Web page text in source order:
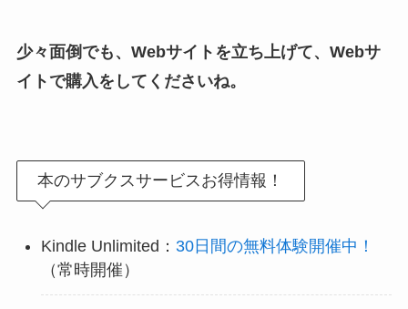
少々面倒でも、Webサイトを立ち上げて、Webサ
イトで購入をしてくださいね。
本のサブクスサービスお得情報！
Kindle Unlimited： 30日間の無料体験開催中！
（常時開催）